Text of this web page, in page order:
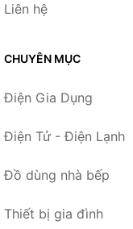
Liên hệ
CHUYÊN MỤC
Điện Gia Dụng
Điện Tử - Điện Lạnh
Đồ dùng nhà bếp
Thiết bị gia đình